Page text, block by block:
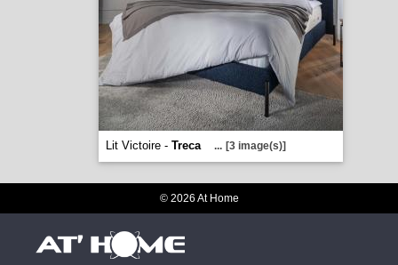
Lit Victoire - Treca ... [3 image(s)]
© 2026 At Home